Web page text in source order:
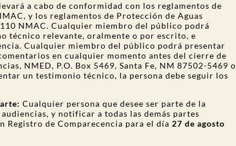
a cabo de conformidad con los reglamentos de
y los reglamentos de Protección de Aguas
NMAC. Cualquier miembro del público podrá
técnico relevante, oralmente o por escrito, e
Cualquier miembro del público podrá presentar
en cualquier momento antes del cierre de
NMED, P.O. Box 5469, Santa Fe, NM 87502-5469 o
un testimonio técnico, la persona debe seguir los
Cualquier persona que desee ser parte de la
y notificar a todas las demás partes
de Comparecencia para el día 27 de agosto